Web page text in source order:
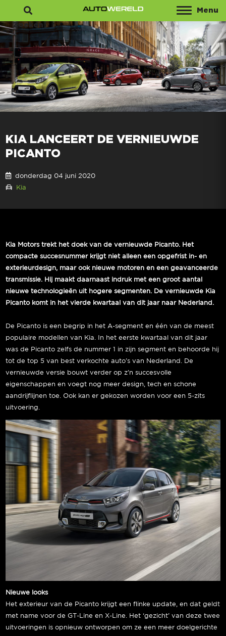
Menu
Zoeken
KIA LANCEERT DE VERNIEUWDE
PICANTO
donderdag 04 juni 2020
Kia
Kia Motors trekt het doek van de vernieuwde Picanto. Het
compacte succesnummer krijgt niet alleen een opgefrist in- en
exterieurdesign, maar ook nieuwe motoren en een geavanceerde
transmissie. Hij maakt daarnaast indruk met een groot aantal
nieuwe technologieën uit hogere segmenten. De vernieuwde Kia
Picanto komt in het vierde kwartaal van dit jaar naar Nederland.
De Picanto is een begrip in het A-segment en één van de meest
populaire modellen van Kia. In het eerste kwartaal van dit jaar
was de Picanto zelfs de nummer 1 in zijn segment en behoorde hij
tot de top 5 van best verkochte auto’s van Nederland. De
vernieuwde versie bouwt verder op z’n succesvolle
eigenschappen en voegt nog meer design, tech en schone
aandrijflijnen toe. Ook kan er gekozen worden voor een 5-zits
uitvoering.
Nieuwe looks
Het exterieur van de Picanto krijgt een flinke update, en dat geldt
met name voor de GT-Line en X-Line. Het ‘gezicht’ van deze twee
uitvoeringen is opnieuw ontworpen om ze een meer doelgerichte